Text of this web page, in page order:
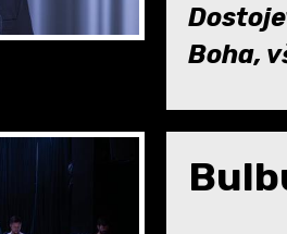
Boha,